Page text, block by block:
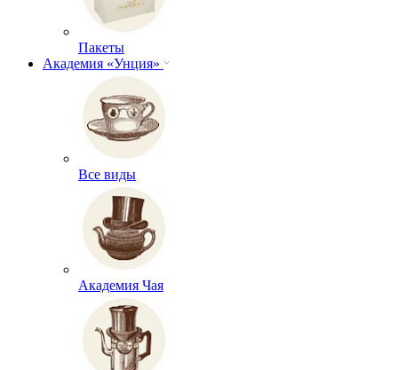
Пакеты
Академия «Унция»
Все виды
Академия Чая